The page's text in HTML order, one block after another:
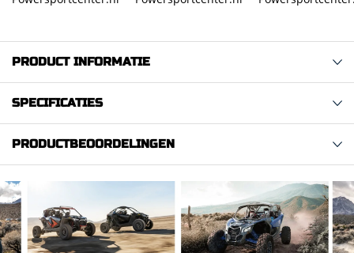
PRODUCT INFORMATIE
SPECIFICATIES
PRODUCTBEOORDELINGEN